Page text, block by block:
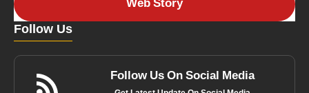
Web Story
Follow Us
Follow Us On Social Media